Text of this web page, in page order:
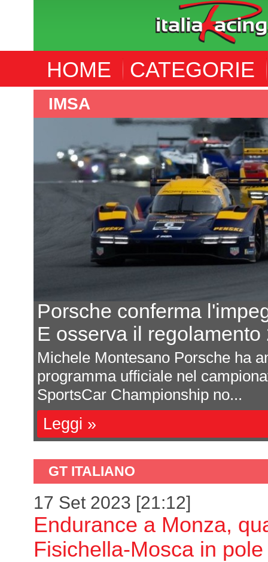
HOME CATEGORIE
IMSA
Porsche conferma
E osserva il
Michele Montesano Porsche ha
programma ufficiale nel
SportsCar Championship no...
Leggi »
GT ITALIANO
17 Set 2023 [21:12]
Endurance a Monza,
Fisichella-Mosca in pole